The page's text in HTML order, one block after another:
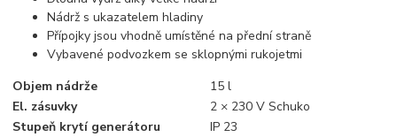
Nádrž s ukazatelem hladiny
Přípojky jsou vhodně umístěné na přední straně
Vybavené podvozkem se sklopnými rukojetmi
Objem nádrže
15 l
El. zásuvky
2 × 230 V Schuko
Stupeň krytí generátoru
IP 23